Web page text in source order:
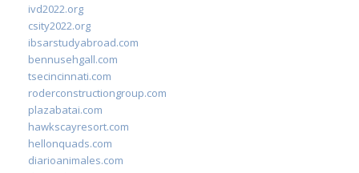
ivd2022.org
csity2022.org
ibsarstudyabroad.com
bennusehgall.com
tsecincinnati.com
roderconstructiongroup.com
plazabatai.com
hawkscayresort.com
hellonquads.com
diarioanimales.com